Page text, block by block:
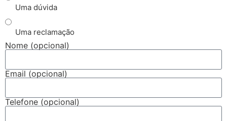
Uma dúvida
Uma reclamação
Nome (opcional)
Email (opcional)
Telefone (opcional)